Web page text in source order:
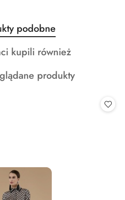
podobne
kupili również
produkty